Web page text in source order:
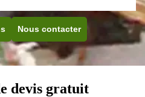
Nous contacter
devis gratuit